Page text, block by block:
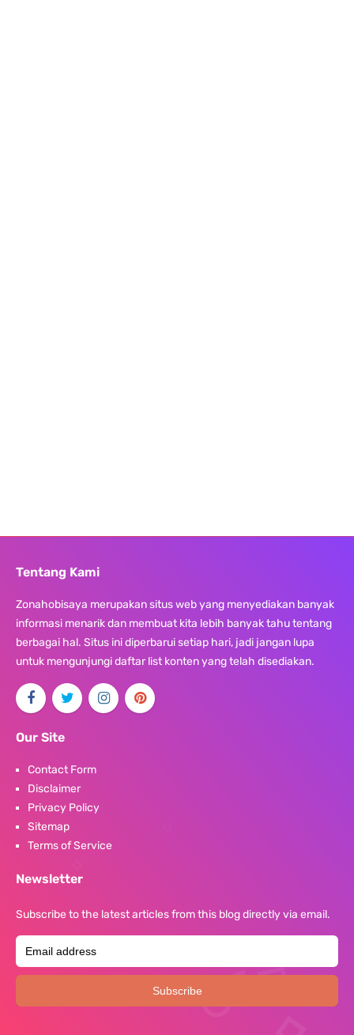
Tentang Kami
Zonahobisaya merupakan situs web yang menyediakan banyak
informasi menarik dan membuat kita lebih banyak tahu tentang
berbagai hal. Situs ini diperbarui setiap hari, jadi jangan lupa
untuk mengunjungi daftar list konten yang telah disediakan.
Our Site
Contact Form
Disclaimer
Privacy Policy
Sitemap
Terms of Service
Newsletter
Subscribe to the latest articles from this blog directly via email.